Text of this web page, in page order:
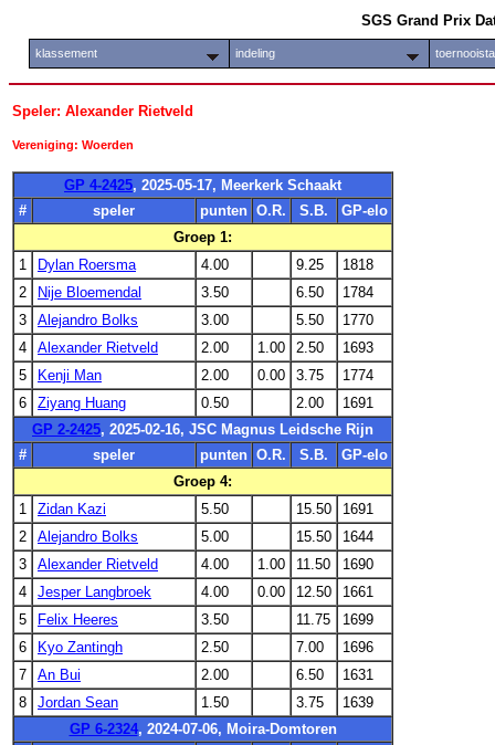
SGS Grand Prix
klassement indeling
Speler: Alexander Rietveld
Vereniging: Woerden
GP 4-2425, 2025-05-17, Meerkerk Schaakt
#
speler punten O.R. S.B.
GP-elo
Groep 1:
1
Dylan Roersma 4.00 9.25
1818
2
Nije Bloemendal 3.50 6.50
1784
3
Alejandro Bolks 3.00 5.50
1770
4
Alexander Rietveld 2.00 1.00 2.50
1693
5
Kenji Man 2.00 0.00 3.75
1774
6
Ziyang Huang 0.50 2.00
1691
GP 2-2425, 2025-02-16, JSC Magnus Leidsche Rijn
#
speler punten O.R. S.B.
GP-elo
Groep 4:
1
Zidan Kazi 5.50 15.50
1691
2
Alejandro Bolks 5.00 15.50
1644
3
Alexander Rietveld 4.00 1.00 11.50
1690
4
Jesper Langbroek 4.00 0.00 12.50
1661
5
Felix Heeres 3.50 11.75
1699
6
Kyo Zantingh 2.50 7.00
1696
7
An Bui 2.00 6.50
1631
8
Jordan Sean 1.50 3.75
1639
GP 6-2324, 2024-07-06, Moira-Domtoren